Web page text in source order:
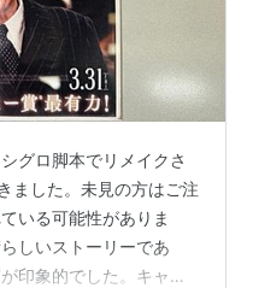
グロ脚本でリメイクさ
ました。未見の方はご注
いる可能性がありま
しいストーリーであ
印象的でした。キャッ